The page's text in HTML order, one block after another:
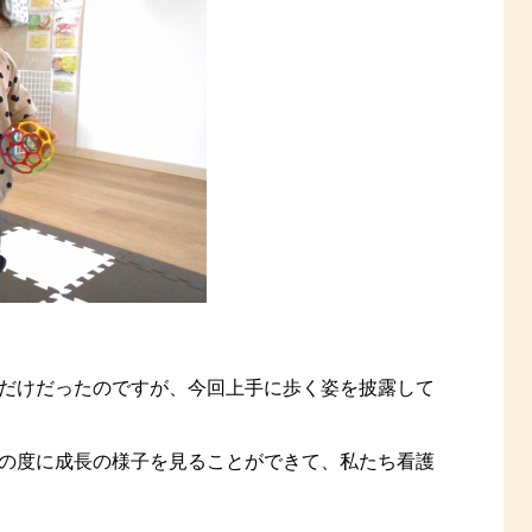
けだったのですが、今回上手に歩く姿を披露して
度に成長の様子を見ることができて、私たち看護